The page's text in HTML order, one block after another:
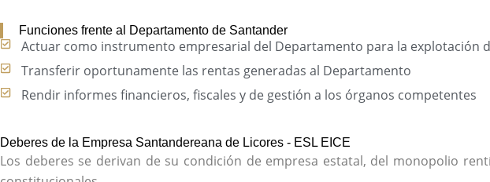
Funciones frente al Departamento de Santander
Actuar como instrumento empresarial del Departamento para la explotación
Transferir oportunamente las rentas generadas al Departamento
Rendir informes financieros, fiscales y de gestión a los órganos competentes
Deberes de la Empresa Santandereana de Licores - ESL EICE
Los deberes se derivan de su condición de empresa estatal, del monopolio